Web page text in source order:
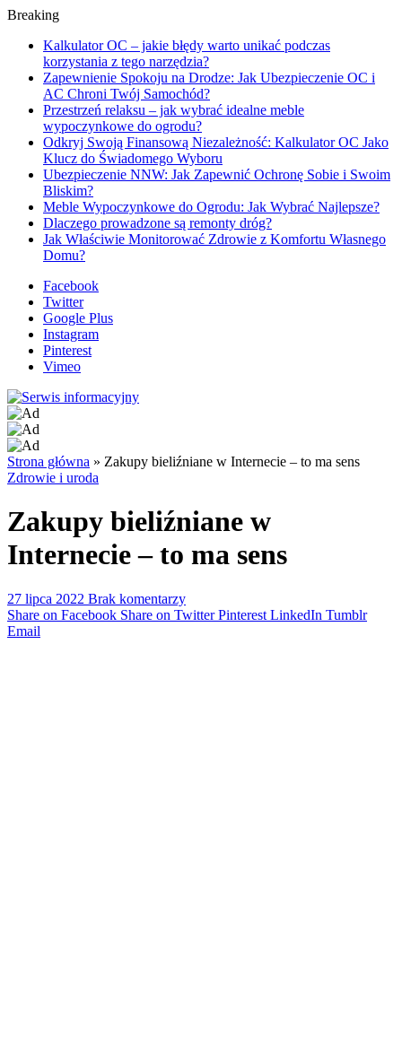
Breaking
Kalkulator OC – jakie błędy warto unikać podczas
korzystania z tego narzędzia?
Zapewnienie Spokoju na Drodze: Jak Ubezpieczenie OC i
AC Chroni Twój Samochód?
Przestrzeń relaksu – jak wybrać idealne meble
wypoczynkowe do ogrodu?
Odkryj Swoją Finansową Niezależność: Kalkulator OC Jako
Klucz do Świadomego Wyboru
Ubezpieczenie NNW: Jak Zapewnić Ochronę Sobie i Swoim
Bliskim?
Meble Wypoczynkowe do Ogrodu: Jak Wybrać Najlepsze?
Dlaczego prowadzone są remonty dróg?
Jak Właściwie Monitorować Zdrowie z Komfortu Własnego
Domu?
Facebook
Twitter
Google Plus
Instagram
Pinterest
Vimeo
Strona główna » Zakupy bieliźniane w Internecie – to ma sens
Zdrowie i uroda
Zakupy bieliźniane w
Internecie – to ma sens
27 lipca 2022 Brak komentarzy
Share on Facebook Share on Twitter Pinterest LinkedIn Tumblr
Email